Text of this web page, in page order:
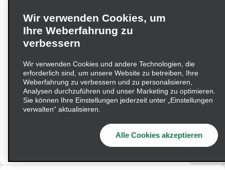
Standardkombi, m. Automatik
Volkswagen Passat oder ähnlich
Automatikgetriebe
Details anzeigen
Wir verwenden Cookies, um
Ihre Weberfahrung zu
verbessern
Wir verwenden Cookies und andere Technologien, die
erforderlich sind, um unsere Website zu betreiben, Ihre
Weberfahrung zu verbessern und zu personalisieren,
Analysen durchzuführen und unser Marketing zu optimieren.
Sie können Ihre Einstellungen jederzeit unter „Einstellungen
verwalten“ aktualisieren.
Alle Cookies akzeptieren